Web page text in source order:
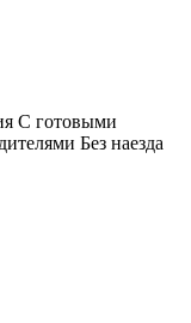
С готовыми
Без наезда